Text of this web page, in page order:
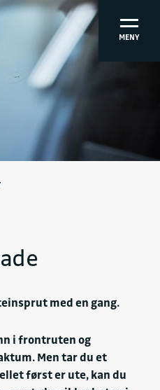
MENY
med en gang.
i frontruten og
Men tar du et
først er ute, kan du